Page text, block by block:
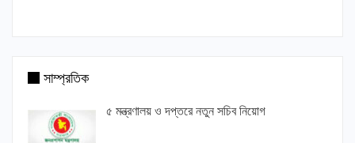
সাম্প্রতিক
৫ মন্ত্রণালয় ও দপ্তরে নতুন সচিব নিয়োগ